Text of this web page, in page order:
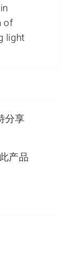
of
light
分享
产品